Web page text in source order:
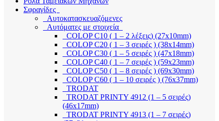
Σφραγίδες
Αυτοκατασκευαζόμενες
Αυτόματες με στοιχεία
COLOP C10 ( 1 – 2 λέξεις) (27x10mm)
COLOP C20 ( 1 – 3 σειρές ) (38x14mm)
COLOP C30 ( 1 – 5 σειρές ) (47x18mm)
COLOP C40 ( 1 – 7 σειρές ) (59x23mm)
COLOP C50 ( 1 – 8 σειρές ) (69x30mm)
COLOP C60 ( 1 – 10 σειρές ) (76x37mm)
TRODAT
TRODAT PRINTY 4912 (1 – 5 σειρές)
(46x17mm)
TRODAT PRINTY 4913 (1 – 7 σειρές)